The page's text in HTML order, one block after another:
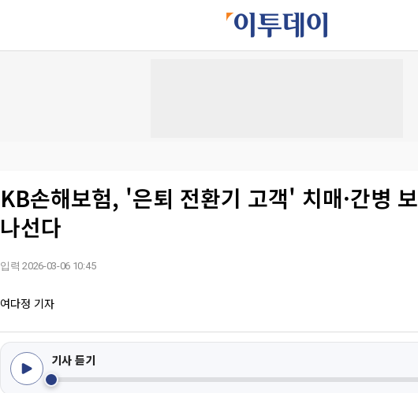
KB손해보험, '은퇴 전환기 고객' 치매·간병
나선다
입력 2026-03-06 10:45
여다정 기자
기사 듣기